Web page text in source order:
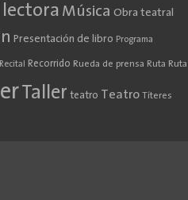
Música Obra teatral
Presentación de libro Programa
Recital Recorrido Rueda de prensa Ruta Ruta
Taller teatro Teatro Títeres